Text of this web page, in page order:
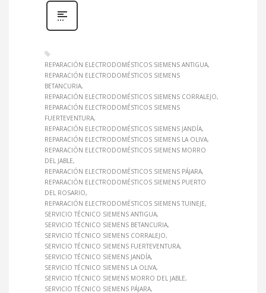
REPARACIÓN ELECTRODOMÉSTICOS SIEMENS ANTIGUA
REPARACIÓN ELECTRODOMÉSTICOS SIEMENS
BETANCURIA
REPARACIÓN ELECTRODOMÉSTICOS SIEMENS CORRALEJO
REPARACIÓN ELECTRODOMÉSTICOS SIEMENS
FUERTEVENTURA
REPARACIÓN ELECTRODOMÉSTICOS SIEMENS JANDÍA
REPARACIÓN ELECTRODOMÉSTICOS SIEMENS LA OLIVA
REPARACIÓN ELECTRODOMÉSTICOS SIEMENS MORRO
DEL JABLE
REPARACIÓN ELECTRODOMÉSTICOS SIEMENS PÁJARA
REPARACIÓN ELECTRODOMÉSTICOS SIEMENS PUERTO
DEL ROSARIO
REPARACIÓN ELECTRODOMÉSTICOS SIEMENS TUINEJE
SERVICIO TÉCNICO SIEMENS ANTIGUA
SERVICIO TÉCNICO SIEMENS BETANCURIA
SERVICIO TÉCNICO SIEMENS CORRALEJO
SERVICIO TÉCNICO SIEMENS FUERTEVENTURA
SERVICIO TÉCNICO SIEMENS JANDÍA
SERVICIO TÉCNICO SIEMENS LA OLIVA
SERVICIO TÉCNICO SIEMENS MORRO DEL JABLE
SERVICIO TÉCNICO SIEMENS PÁJARA